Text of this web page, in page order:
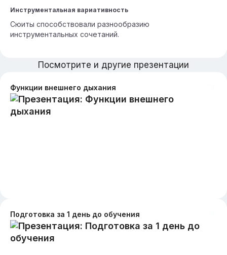
Инструментальная вариативность
Сюиты способствовали разнообразию
инструментальных сочетаний.
Посмотрите и другие презентации
Функции внешнего дыхания
Подготовка за 1 день до обучения